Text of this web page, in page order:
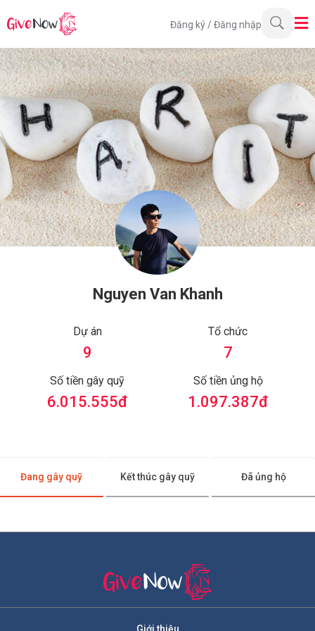
Đăng ký /Đăng nhập
Nguyen Van Khanh
Dự án
9
Tổ chức
7
Số tiền gây quỹ
6.015.555đ
Số tiền ủng hộ
1.097.387đ
Đang gây quỹ Kết thúc gây quỹ Đã ủng hộ
Giới thiệu